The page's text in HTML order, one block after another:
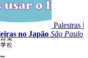
Palestras |
no Japão São Paulo